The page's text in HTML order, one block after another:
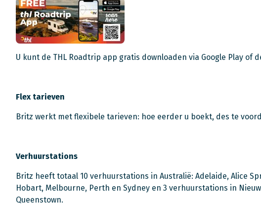
U kunt de THL Roadtrip app gratis downloaden via Google Play of
Flex tarieven
Britz werkt met flexibele tarieven: hoe eerder u boekt, des te
Verhuurstations
Britz heeft totaal 10 verhuurstations in Australië: Adelaide, Alice
Hobart, Melbourne, Perth en Sydney en 3 verhuurstations in
Queenstown.